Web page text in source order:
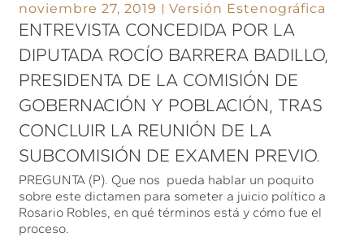
noviembre 27, 2019 Versión Estenográfica
ENTREVISTA CONCEDIDA POR LA
DIPUTADA ROCÍO BARRERA BADILLO,
PRESIDENTA DE LA COMISIÓN DE
GOBERNACIÓN Y POBLACIÓN, TRAS
CONCLUIR LA REUNIÓN DE LA
SUBCOMISIÓN DE EXAMEN PREVIO.
PREGUNTA (P). Que nos pueda hablar un poquito
sobre este dictamen para someter a juicio político a
Rosario Robles, en qué términos está y cómo fue el
proceso.